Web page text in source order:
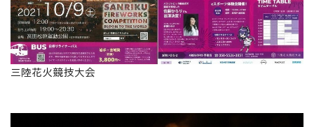
三陸花火競技大会